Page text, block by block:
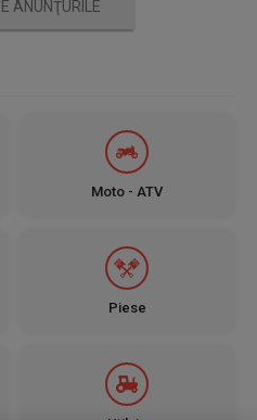
ANUNŢURILE
Moto - ATV
Piese